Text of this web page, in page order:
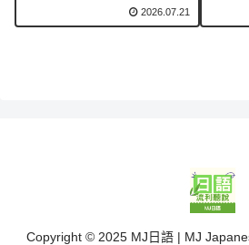
2026.07.21
Copyright © 2025 MJ日語 | MJ